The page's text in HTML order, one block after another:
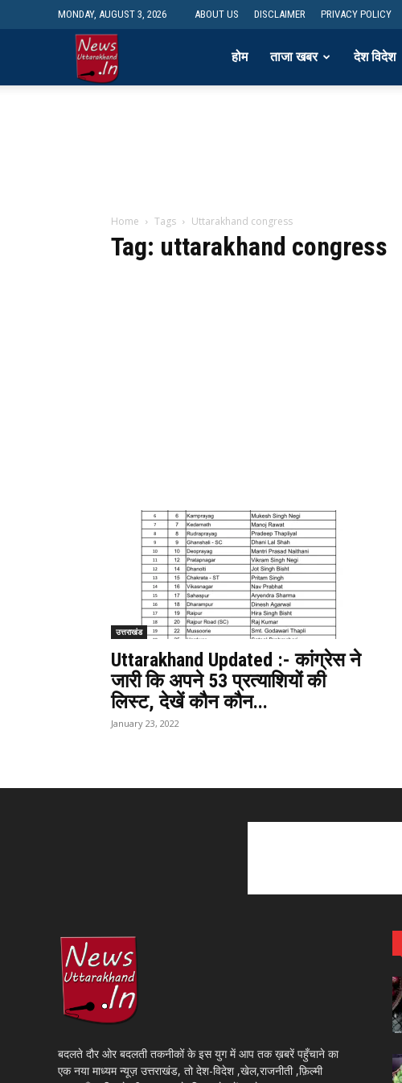
MONDAY, AUGUST 3, 2026 ABOUT US DISCLAIMER PRIVACY POLICY
होम ताजा खबर देश विदेश
Home Tags Uttarakhand congress
Tag: uttarakhand congress
उत्तराखंड
Uttarakhand Updated :- कांग्रेस ने
जारी कि अपने 53 प्रत्याशियों की
लिस्ट, देखें कौन कौन...
January 23, 2022
बदलते दौर ओर बदलती तकनीकों के इस युग में आप तक ख़बरें पहुँचाने का
एक नया माध्यम न्यूज़ उत्तराखंड, तो देश-विदेश ,खेल,राजनीती ,फ़िल्मी